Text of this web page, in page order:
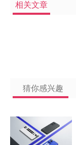
相关文章
猜你感兴趣